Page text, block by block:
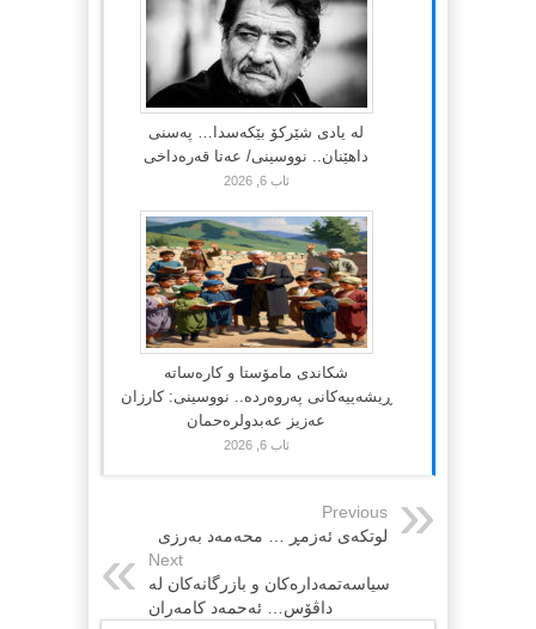
لە یادی شێرکۆ بێکەسدا… پەسنی
داهێنان.. نووسینی/ عەتا قەرەداخی
ئاب 6, 2026
شکاندی مامۆستا و کارەساتە
ڕیشەییەکانی پەروەردە.. نووسینی: کارزان
عەزیز عەبدولرەحمان
ئاب 6, 2026
Previous
لوتکەی ئەزمڕ … محەمەد بەرزی
Next
سیاسه‌تمه‌داره‌كان و بازرگانه‌كان له‌
داڤۆس… ئه‌حمه‌د كامه‌ران